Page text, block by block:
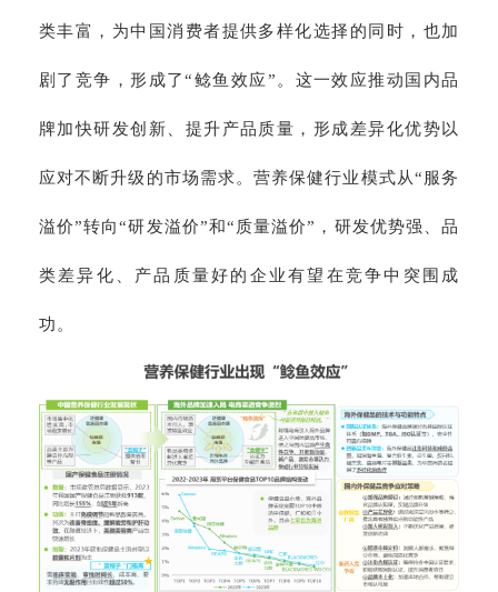
类丰富，为中国消费者提供多样化选择的同时，也加
剧了竞争，形成了“鲶鱼效应”。这一效应推动国内品
牌加快研发创新、提升产品质量，形成差异化优势以
应对不断升级的市场需求。营养保健行业模式从“服务
溢价”转向“研发溢价”和“质量溢价”，研发优势强、品
类差异化、产品质量好的企业有望在竞争中突围成
功。